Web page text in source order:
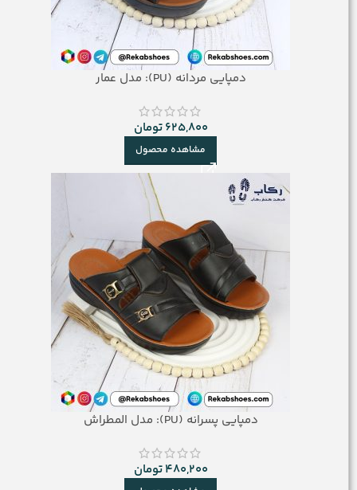
دمپایی مردانه (PU): مدل عمار
625,800تومان
مشاهده محصول
دمپایی پسرانه (PU): مدل المطراش
480,200تومان